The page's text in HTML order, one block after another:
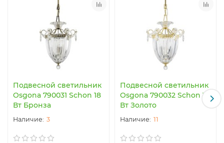
Подвесной светильник
Osgona 790031 Schon 18
Вт Бронза
3
Подвесной светильник
Osgona 790032 Schon 18
Вт Золото
11